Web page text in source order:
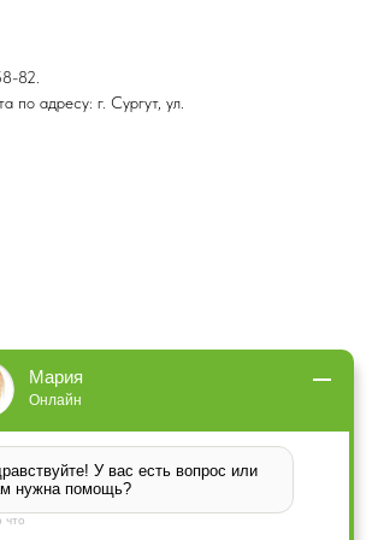
82.
по адресу: г. Сургут, ул.
Мария
Онлайн
У вас есть вопрос или
нужна помощь?
что